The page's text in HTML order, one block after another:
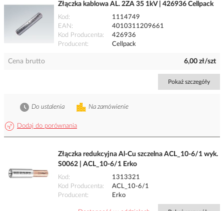
Złączka kablowa AL. 2ZA 35 1kV | 426936 Cellpack
Kod
1114749
EAN
4010311209661
Kod Producenta
426936
Producent
Cellpack
Cena brutto 6,00 zł/szt
Pokaż szczegóły
Dodaj do porównania
Na zamówienie
Do ustalenia
Złączka redukcyjna Al-Cu szczelna ACL_10-6/1 wyk.
S0062 | ACL_10-6/1 Erko
Kod
1313321
Kod Producenta
ACL_10-6/1
Producent
Erko